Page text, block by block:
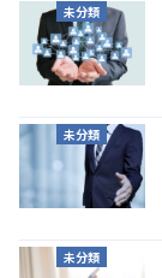
未分類
未分類
未分類